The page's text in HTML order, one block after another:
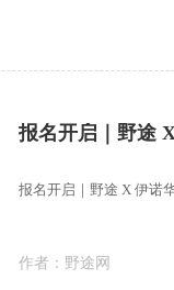
报名开启｜野途
报名开启｜野途 X 伊诺
作者： 野途网